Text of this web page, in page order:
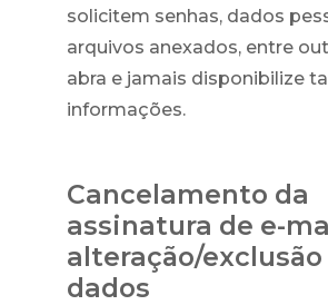
solicitem senhas, dados
arquivos anexados, entre
abra e jamais disponibilize
informações.
Cancelamento da
assinatura de e-
alteração/exclusão
dados